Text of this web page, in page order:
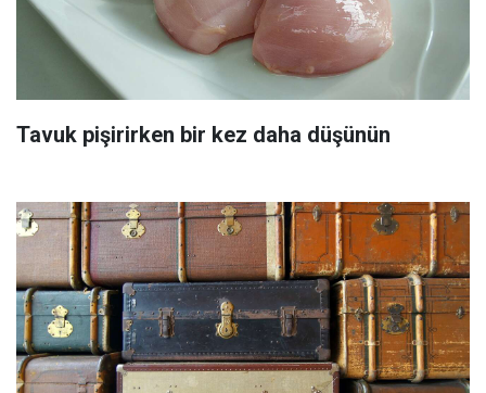
Tavuk pişirirken bir kez daha düşünün